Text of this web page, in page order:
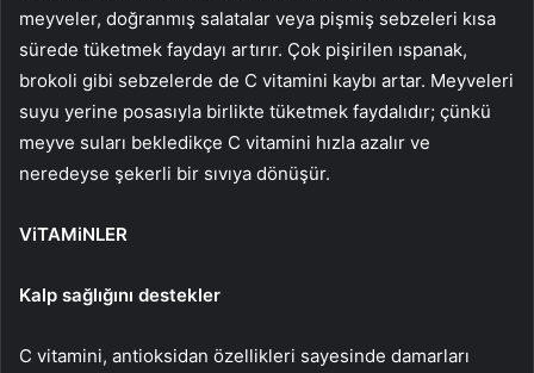
meyveler, doğranmış salatalar veya pişmiş sebzeleri kısa
sürede tüketmek faydayı artırır. Çok pişirilen ıspanak,
brokoli gibi sebzelerde de C vitamini kaybı artar. Meyveleri
suyu yerine posasıyla birlikte tüketmek faydalıdır; çünkü
meyve suları bekledikçe C vitamini hızla azalır ve
neredeyse şekerli bir sıvıya dönüşür.
ViTAMiNLER
Kalp sağlığını destekler
C vitamini, antioksidan özellikleri sayesinde damarları